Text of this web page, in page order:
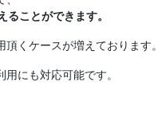
ることができます。
くケースが増えております。
にも対応可能です。